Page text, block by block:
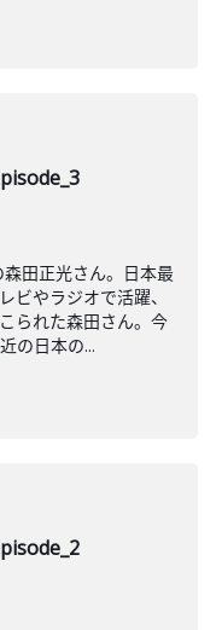
田正光さん。日本最
ビやラジオで活躍、
られた森田さん。今
の日本の...